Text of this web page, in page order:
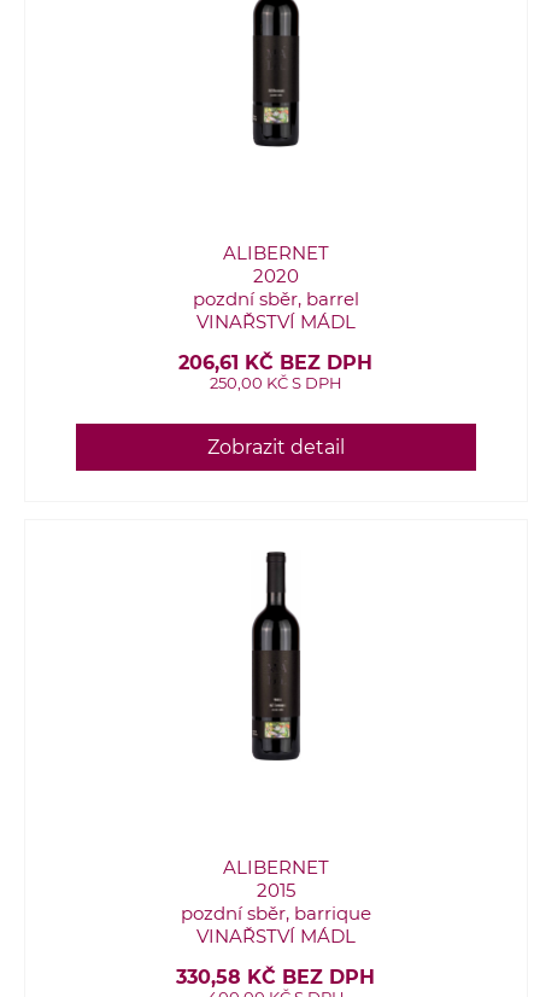
ALIBERNET
2020
pozdní sběr, barrel
VINAŘSTVÍ MÁDL
206,61 KČ BEZ DPH
250,00 KČ S DPH
Zobrazit detail
ALIBERNET
2015
pozdní sběr, barrique
VINAŘSTVÍ MÁDL
330,58 KČ BEZ DPH